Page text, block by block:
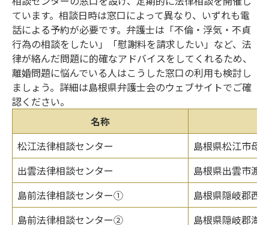
ています。相談日時は窓口によって異なり、いずれも電
話による予約が必要です。弁護士は「不倫・浮気・不貞
行為の相談をしたい」「慰謝料を請求したい」など、法
律が絡んだ問題に的確なアドバイスをしてくれるため、
離婚問題に悩んでいる人はこうした窓口の利用も検討し
ましょう。詳細は島根県弁護士会のウェブサイトでご確
認ください。
名称
松江法律相談センター
島根県松江市母
出雲法律相談センター
島根県出雲市渡
島前法律相談センター①
島根県隠岐郡西
島前法律相談センター②
島根県隠岐郡海